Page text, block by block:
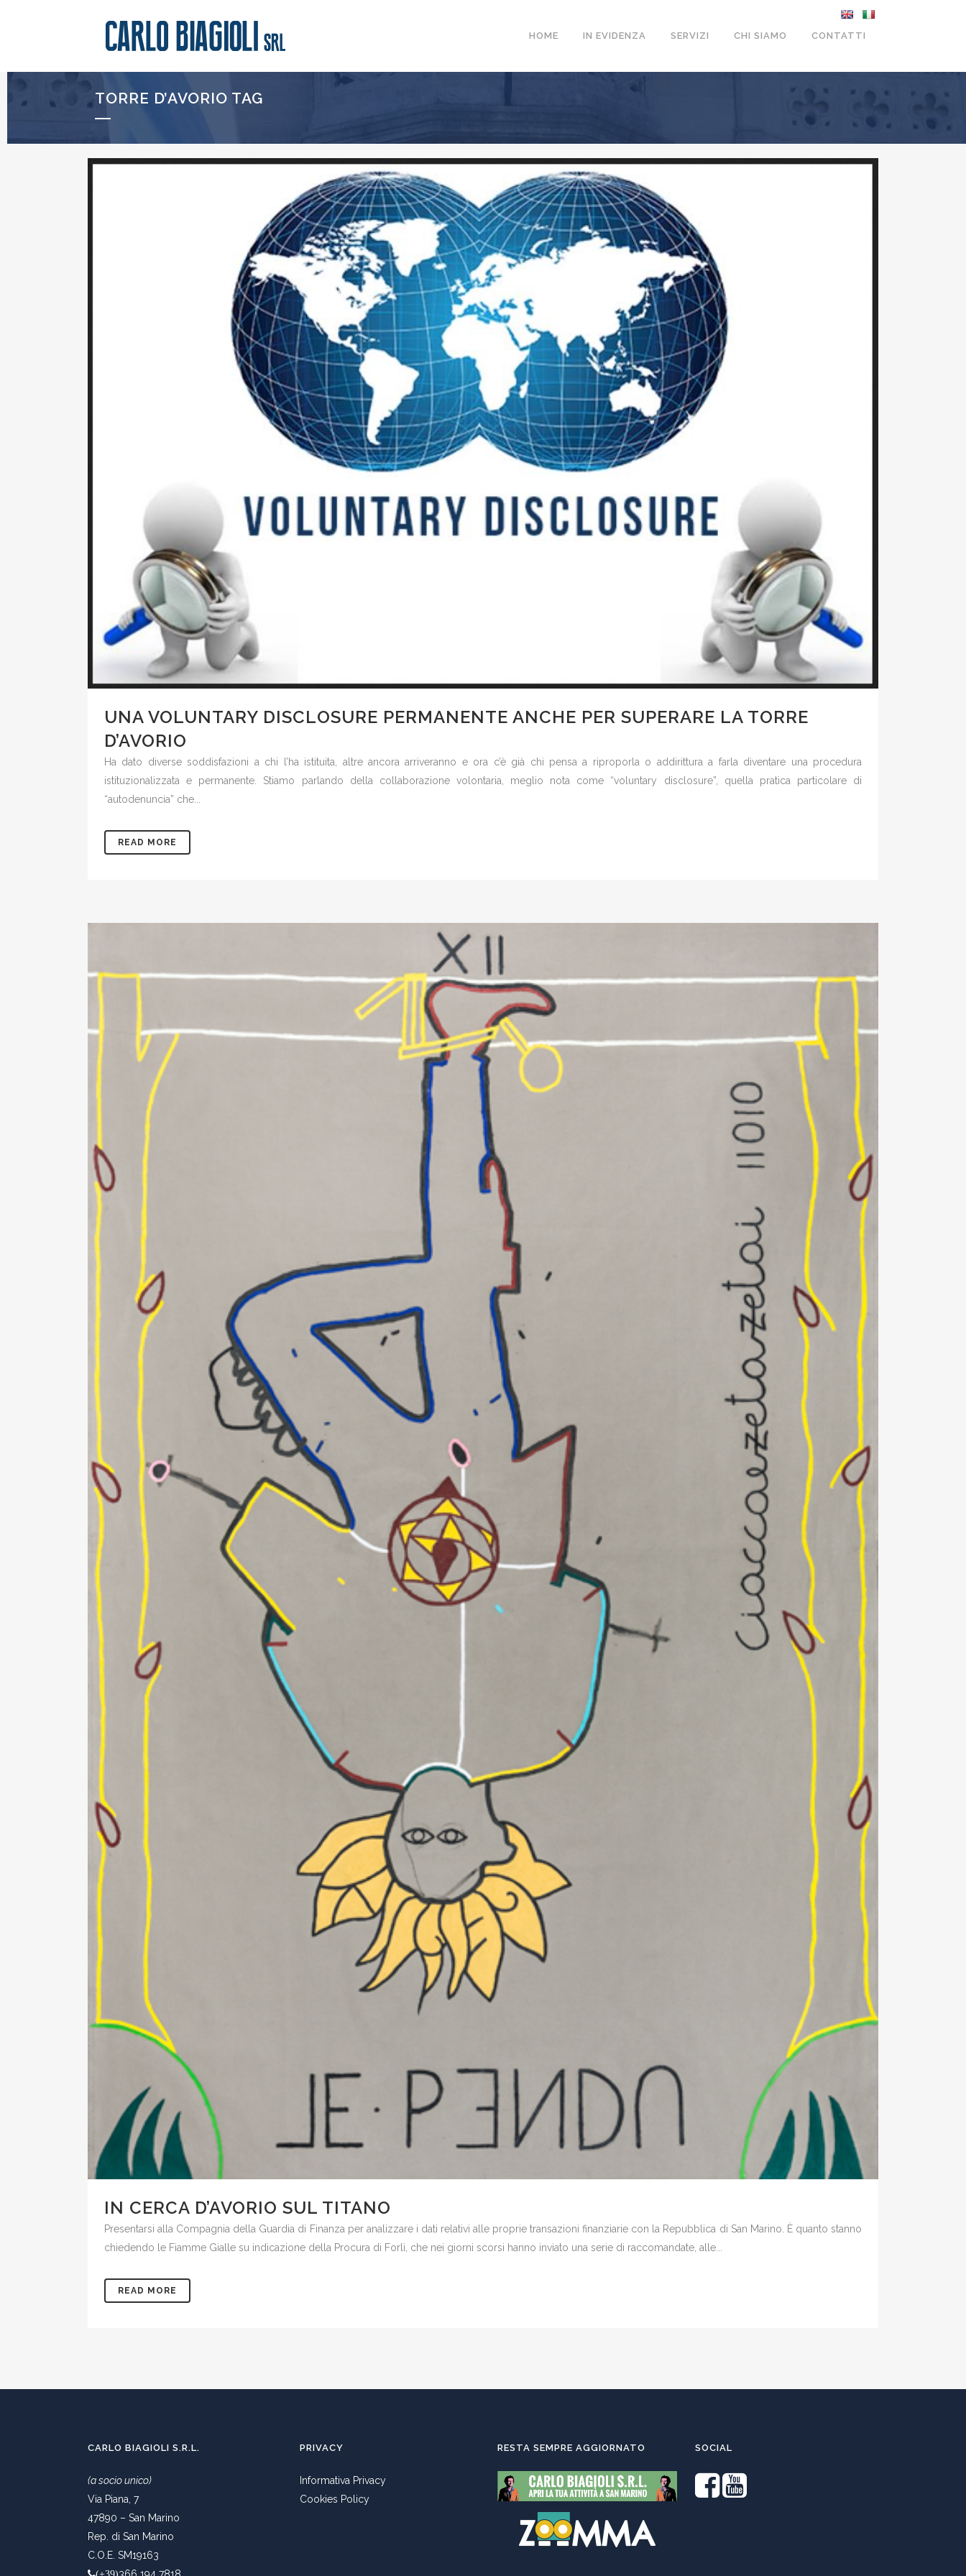
HOME IN EVIDENZA SERVIZI CHI SIAMO CONTATTI
TORRE D’AVORIO TAG
UNA VOLUNTARY DISCLOSURE PERMANENTE ANCHE PER SUPERARE LA TORRE
D’AVORIO
Ha dato diverse soddisfazioni a chi l’ha istituita, altre ancora arriveranno e ora c’è già chi pensa a riproporla o addirittura a farla diventare una procedura
istituzionalizzata e permanente. Stiamo parlando della collaborazione volontaria, meglio nota come “voluntary disclosure”, quella pratica particolare di
“autodenuncia” che...
READ MORE
IN CERCA D’AVORIO SUL TITANO
Presentarsi alla Compagnia della Guardia di Finanza per analizzare i dati relativi alle proprie transazioni finanziarie con la Repubblica di San Marino. È quanto stanno
chiedendo le Fiamme Gialle su indicazione della Procura di Forlì, che nei giorni scorsi hanno inviato una serie di raccomandate, alle...
READ MORE
CARLO BIAGIOLI S.R.L.
(a socio unico)
Via Piana, 7
47890 – San Marino
Rep. di San Marino
C.O.E. SM19163
(+39)
PRIVACY
Informativa Privacy
Cookies Policy
RESTA SEMPRE AGGIORNATO SOCIAL